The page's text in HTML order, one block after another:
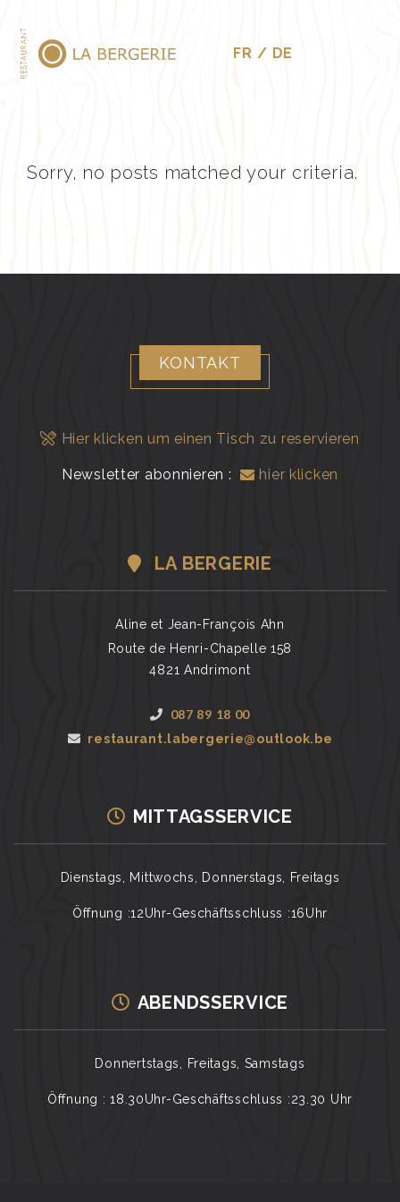
FR DE
Sorry, no posts matched your criteria.
KONTAKT
Hier klicken um einen Tisch zu reservieren
Newsletter abonnieren : hier klicken
LA BERGERIE
Aline et Jean-François Ahn
Route de Henri-Chapelle 158
4821 Andrimont
087 89 18 00
restaurant.labergerie@outlook.be
MITTAGSSERVICE
Dienstags, Mittwochs, Donnerstags, Freitags
Öffnung :12Uhr-Geschäftsschluss :16Uhr
ABENDSSERVICE
Donnertstags, Freitags, Samstags
Öffnung : 18.30Uhr-Geschäftsschluss :23.30 Uhr